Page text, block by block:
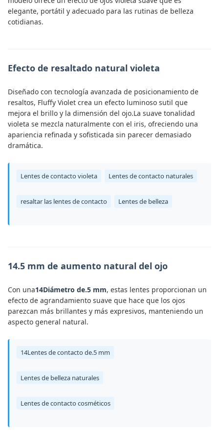
elegante, portátil y adecuado para las rutinas de belleza
cotidianas.
Efecto de resaltado natural violeta
Diseñado con tecnología avanzada de posicionamiento de
resaltos, Fluffy Violet crea un efecto luminoso sutil que
mejora el brillo y la dimensión del ojo.La suave tonalidad
violeta se mezcla naturalmente con el iris, ofreciendo una
apariencia refinada y sofisticada sin parecer demasiado
dramática.
Lentes de contacto violeta Lentes de contacto naturales
resaltar las lentes de contacto Lentes de belleza
14.5 mm de aumento natural del ojo
Con una14Diámetro de.5 mm, estas lentes proporcionan un
efecto de agrandamiento suave que hace que los ojos
parezcan más brillantes y más expresivos, manteniendo un
aspecto general natural.
14Lentes de contacto de.5 mm
Lentes de belleza naturales
Lentes de contacto cosméticos